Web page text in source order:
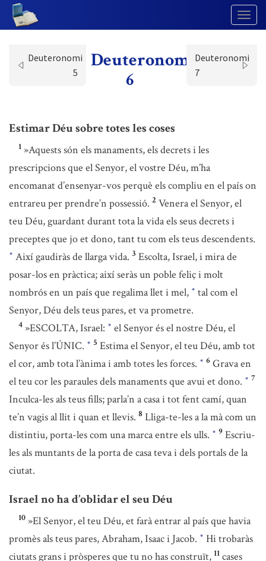
Deuteronomi
5
Deuteronomi
6
Deuteronomi
7
Estimar Déu sobre totes les coses
1 »Aquests són els manaments, els decrets i les
prescripcions que el Senyor, el vostre Déu, m’ha
encomanat d’ensenyar-vos perquè els compliu en el país on
entrareu per prendre’n possessió. 2 Venera el Senyor, el
teu Déu, guardant durant tota la vida els seus decrets i
preceptes que jo et dono, tant tu com els teus descendents.
* Així gaudiràs de llarga vida. 3 Escolta, Israel, i mira de
posar-los en pràctica; així seràs un poble feliç i molt
nombrós en un país que regalima llet i mel, * tal com el
Senyor, Déu dels teus pares, et va prometre.
4 »ESCOLTA, Israel: * el Senyor és el nostre Déu, el
Senyor és l’ÚNIC. * 5 Estima el Senyor, el teu Déu, amb tot
el cor, amb tota l’ànima i amb totes les forces. * 6 Grava en
el teu cor les paraules dels manaments que avui et dono. * 7
Inculca-les als teus fills; parla’n a casa i tot fent camí, quan
te’n vagis al llit i quan et llevis. 8 Lliga-te-les a la mà com un
distintiu, porta-les com una marca entre els ulls. * 9 Escriu-
les als muntants de la porta de casa teva i dels portals de la
ciutat.
Israel no ha d’oblidar el seu Déu
10 »El Senyor, el teu Déu, et farà entrar al país que havia
promès als teus pares, Abraham, Isaac i Jacob. * Hi trobaràs
ciutats grans i pròsperes que tu no has construït, 11 cases